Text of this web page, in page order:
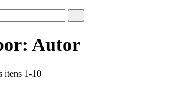
Autor
itens 1-10